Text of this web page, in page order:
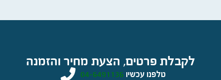
לקבלת פרטים, הצעת מחיר והזמנה
טלפנו עכשיו 04-6491136